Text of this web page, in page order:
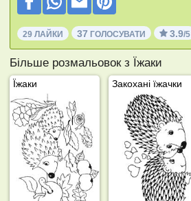
29 ЛАЙКИ 37 ГОЛОСУВАТИ 3.9/5
Більше розмальовок з Їжаки
Їжаки Закохані їжачки